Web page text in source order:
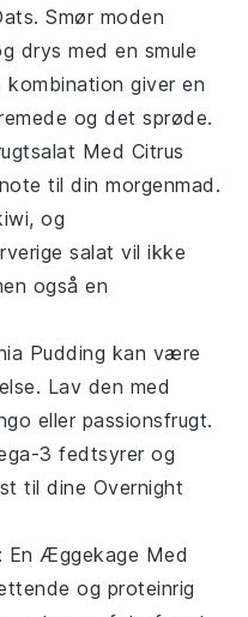
. Smør moden
drys med en smule
kombination giver en
og det sprøde.
Med Citrus
til din morgenmad.
, og
salat vil ikke
også en
Pudding kan være
Lav den med
eller passionsfrugt.
3 fedtsyrer og
til dine Overnight
En Æggekage Med
og proteinrig